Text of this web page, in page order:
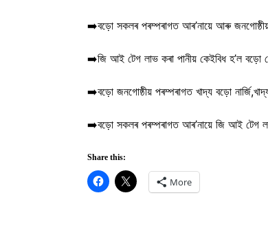
➡️বড়ো সকলৰ পৰম্পৰাগত আৰ’নায়ে আৰু
➡️জি আই টেগ লাভ কৰা পানীয় কেইবিধ হ’ল বড়ো
➡️বড়ো জনগোষ্ঠীয় পৰম্পৰাগত খাদ্য বড়ো
➡️বড়ো সকলৰ পৰম্পৰাগত আৰ’নায়ে জি আই টেগ
Share this:
More